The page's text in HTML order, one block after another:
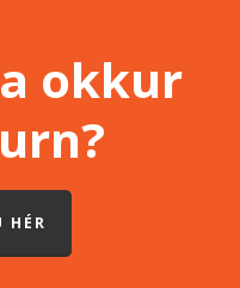
okkur
HÉR